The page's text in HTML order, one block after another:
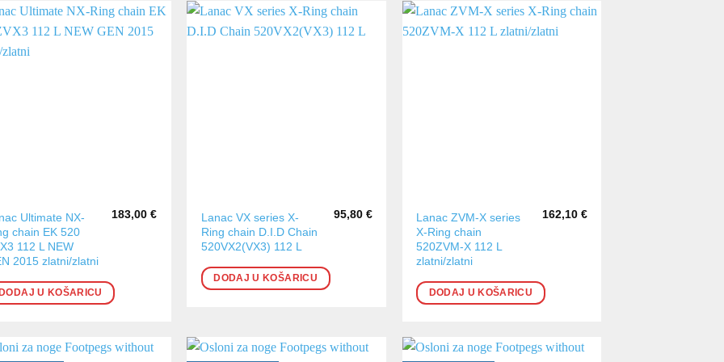
Ultimate NX-
chain EK 520
112 L NEW
2015 zlatni/zlatni
183,00€
U KOŠARICU
Lanac VX series X-
Ring chain D.I.D Chain
520VX2(VX3) 112 L
95,80 €
DODAJ U KOŠARICU
Lanac ZVM-X series
X-Ring chain
520ZVM-X 112 L
zlatni/zlatni
162,10 €
DODAJ U KOŠARICU